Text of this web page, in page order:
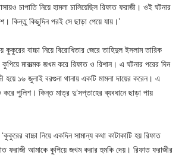
চাপাতি নিয়ে হামলা চালিয়েছিল রিফাত ফরাজী। ওই ঘটনার
কিন্তু কিছুদিন পরই সে ছাড়া পেয়ে যায়।’
বাচ্চা নিয়ে বিরোধিতার জেরে তাহিদুল ইসলাম তারিক
মারাত্মক জখম করে রিফাত ও রিশান। এ ঘটনার পরের দিন
হয়ে ১৬ জুলাই বরগুনা থানায় একটি মামলা দায়ের করেন। এ
পুলিশ। কিন্ত মাত্র দু’সপ্তাহের ব্যবধানে ছাড়া পায়
বাচ্চা নিয়ে একদিন সামান্য কথা কাটাকাটি হয় রিফাত
ফরাজী আমাকে কুপিয়ে জখম করার হুমকি দেয়। রিফাত ফরাজীর